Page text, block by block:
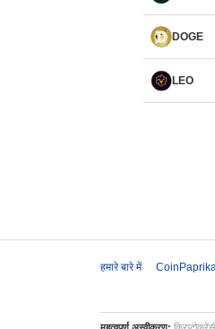
DOGE
LEO
हमारे बारे में CoinPaprika